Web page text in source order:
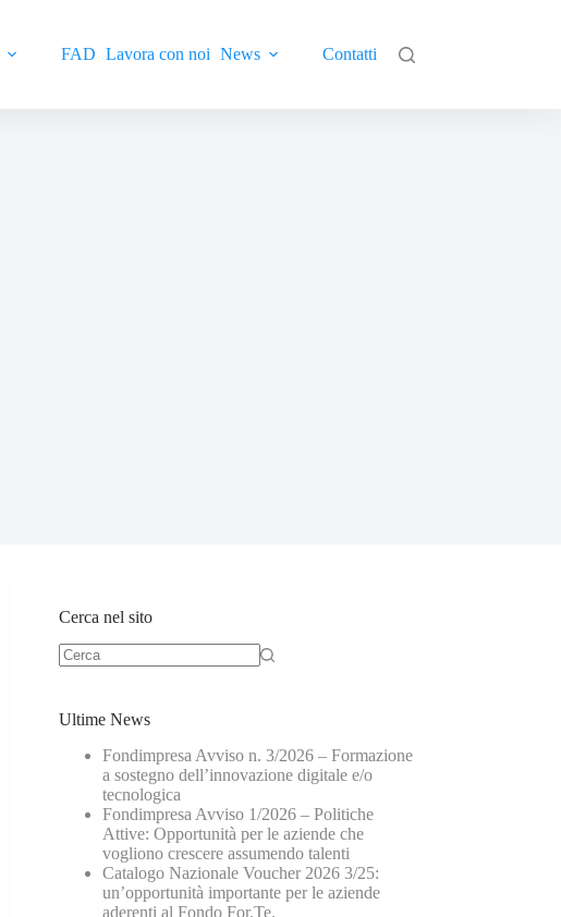
FAD Lavora con noi News Contatti
Cerca nel sito
Ultime News
Fondimpresa Avviso n. 3/2026 – Formazione
a sostegno dell’innovazione digitale e/o
tecnologica
Fondimpresa Avviso 1/2026 – Politiche
Attive: Opportunità per le aziende che
vogliono crescere assumendo talenti
Catalogo Nazionale Voucher 2026 3/25:
un’opportunità importante per le aziende
aderenti al Fondo For.Te.